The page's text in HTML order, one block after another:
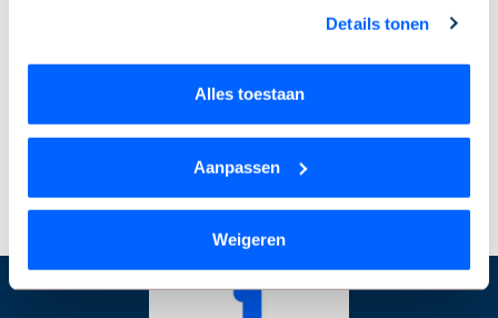
cookieverklaring
onderaan de pagina.
Details tonen
Alles toestaan
Aanpassen
Weigeren
VvE Consult Onderhoud en Verduurzaming
onduidelijkheden te voorkomen. Uiteraard kunnen deze
diensten in overleg aanvullend worden afgenomen.